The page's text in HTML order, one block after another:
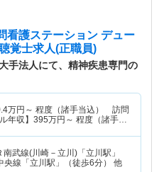
看護ステーション デュー
覚士求人(正職員)
手法人にて、精神疾患専門の
万円～ 程度（諸手当込） 訪問
年収】 395万円～ 程度（諸手当
南武線(川崎－立川)「立川駅」
央線「立川駅」（徒歩6分） 他